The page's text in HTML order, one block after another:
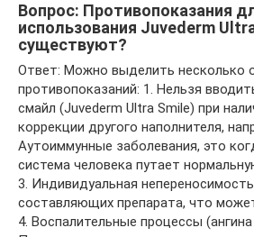
Вопрос: Противопоказания
использования Juvederm
существуют?
Ответ: Можно выделить несколько
противопоказаний: 1. Нельзя
смайл (Juvederm Ultra Smile) при
коррекции другого наполнителя,
Аутоиммунные заболевания, это
система человека путает
3. Индивидуальная
составляющих препарата, что
4. Воспалительные процессы